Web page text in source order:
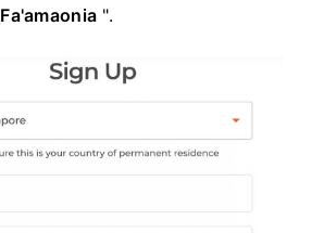
Fa'amaonia ".